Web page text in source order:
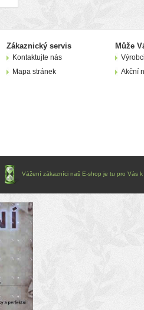
Zákaznický servis
Kontaktujte nás
Mapa stránek
Může
Akční
Vážení zákazníci naš E-shop je tu pro Vás